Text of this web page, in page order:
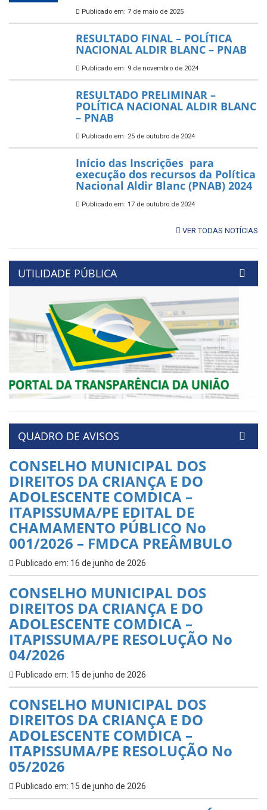
Publicado em: 7 de maio de 2025
RESULTADO FINAL – POLÍTICA
NACIONAL ALDIR BLANC – PNAB
Publicado em: 9 de novembro de 2024
RESULTADO PRELIMINAR –
POLÍTICA NACIONAL ALDIR BLANC
– PNAB
Publicado em: 25 de outubro de 2024
Início das Inscrições para
execução dos recursos da Política
Nacional Aldir Blanc (PNAB) 2024
Publicado em: 17 de outubro de 2024
VER TODAS NOTÍCIAS
UTILIDADE PÚBLICA
Previous
QUADRO DE AVISOS
CONSELHO MUNICIPAL DOS
DIREITOS DA CRIANÇA E DO
ADOLESCENTE COMDICA –
ITAPISSUMA/PE EDITAL DE
CHAMAMENTO PÚBLICO No
001/2026 – FMDCA PREÂMBULO
Publicado em: 16 de junho de 2026
CONSELHO MUNICIPAL DOS
DIREITOS DA CRIANÇA E DO
ADOLESCENTE COMDICA –
ITAPISSUMA/PE RESOLUÇÃO No
04/2026
Publicado em: 15 de junho de 2026
CONSELHO MUNICIPAL DOS
DIREITOS DA CRIANÇA E DO
ADOLESCENTE COMDICA –
ITAPISSUMA/PE RESOLUÇÃO No
05/2026
Publicado em: 15 de junho de 2026